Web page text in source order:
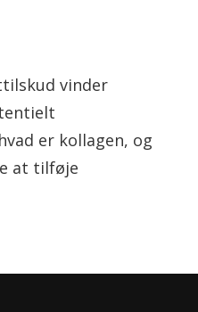
vinder
er kollagen, og
at tilføje